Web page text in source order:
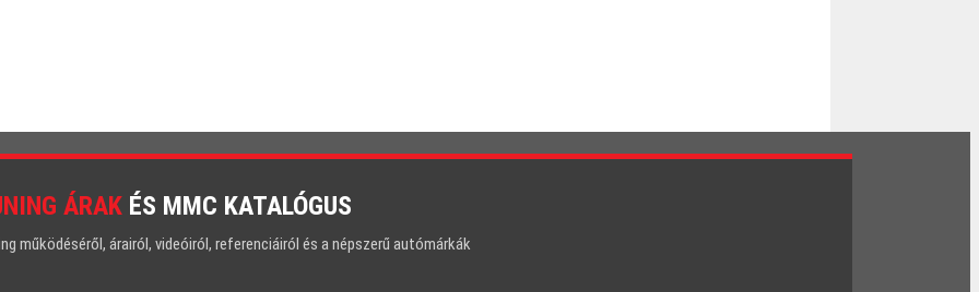
ÁRAK ÉS MMC KATALÓGUS
működéséről, árairól, videóiról, referenciáiról és a népszerű autómárkák